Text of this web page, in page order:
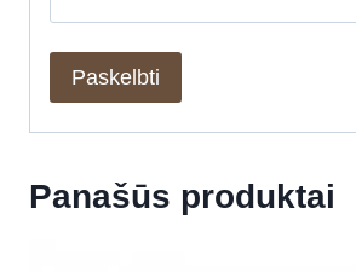
Panašūs produktai